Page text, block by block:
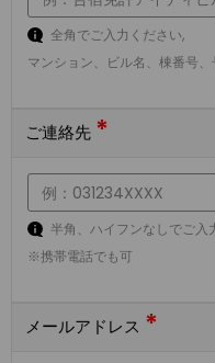
全角でご入力ください,
マンション、ビル名、棟番号
ご連絡先 *
半角、ハイフンなしでご入
※携帯電話でも可
メールアドレス *